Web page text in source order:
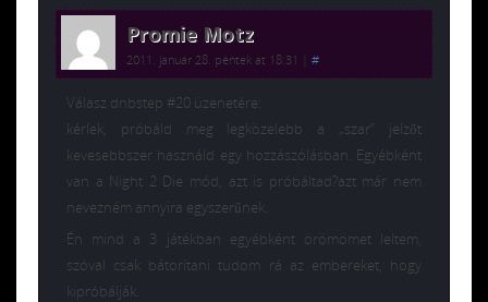
Promie Motz
2011. január 28. péntek at 18:31 #
Válasz dnbstep #20 üzenetére:
kérlek, próbáld meg legközelebb a „szar” jelzőt
kevesebbszer használd egy hozzászólásban. Egyébként
van a Night 2 Die mód, azt is próbáltad?azt már nem
nevezném annyira egyszerűnek.
Én mind a 3 játékban egyébként örömömet leltem,
szóval csak bátorítani tudom rá az embereket, hogy
kipróbálják.